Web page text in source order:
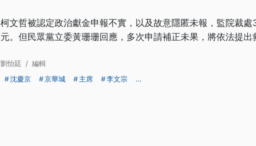
柯文哲被認定政治獻金申報不實，以及故意隱匿未報，監院裁
元。但民眾黨立委黃珊珊回應，多次申請補正未果，將依法提出
劉怡廷 / 編輯
沈慶京
京華城 主席 李文宗 ...